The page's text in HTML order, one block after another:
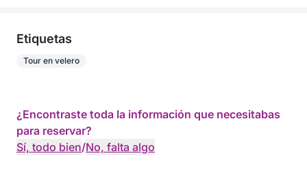
Etiquetas
Tour en velero
¿Encontraste toda la información que necesitabas
para reservar?
Sí, todo bien/No, falta algo